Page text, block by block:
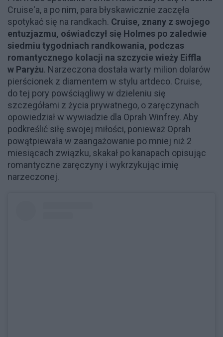
Cruise'a, a po nim, para błyskawicznie zaczęła
spotykać się na randkach. Cruise, znany z swojego
entuzjazmu, oświadczył się Holmes po zaledwie
siedmiu tygodniach randkowania, podczas
romantycznego kolacji na szczycie wieży Eiffla
w Paryżu. Narzeczona dostała warty milion dolarów
pierścionek z diamentem w stylu artdeco. Cruise,
do tej pory powściągliwy w dzieleniu się
szczegółami z życia prywatnego, o zaręczynach
opowiedział w wywiadzie dla Oprah Winfrey. Aby
podkreślić siłę swojej miłości, ponieważ Oprah
powątpiewała w zaangażowanie po mniej niż 2
miesiącach związku, skakał po kanapach opisując
romantyczne zaręczyny i wykrzykując imię
narzeczonej.